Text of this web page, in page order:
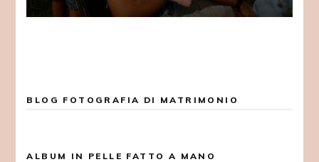
BLOG FOTOGRAFIA DI MATRIMONIO
ALBUM IN PELLE FATTO A MANO